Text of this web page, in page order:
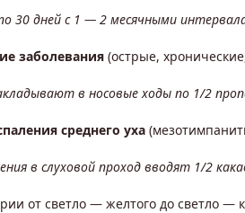
30 дней с 1 — 2 месячными
заболевания (острые,
в носовые ходы по 1/2
среднего уха
в слуховой проход вводят 1/2
от светло — желтого до светло —